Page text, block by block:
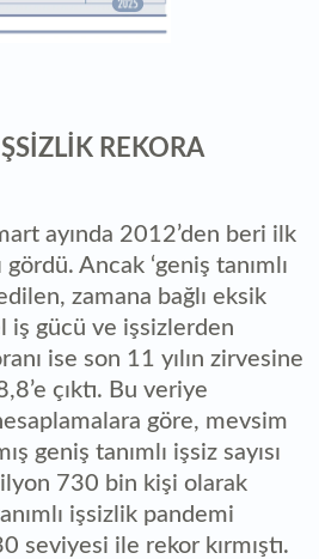
REKORA
ayında 2012’den beri ilk
gördü. Ancak ‘geniş tanımlı
zamana bağlı eksik
iş gücü ve işsizlerden
ise son 11 yılın zirvesine
çıktı. Bu veriye
göre, mevsim
geniş tanımlı işsiz sayısı
730 bin kişi olarak
işsizlik pandemi
seviyesi ile rekor kırmıştı.